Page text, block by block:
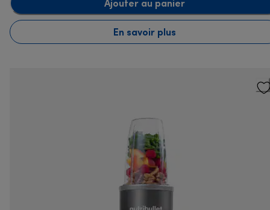
Ajouter au panier
En savoir plus